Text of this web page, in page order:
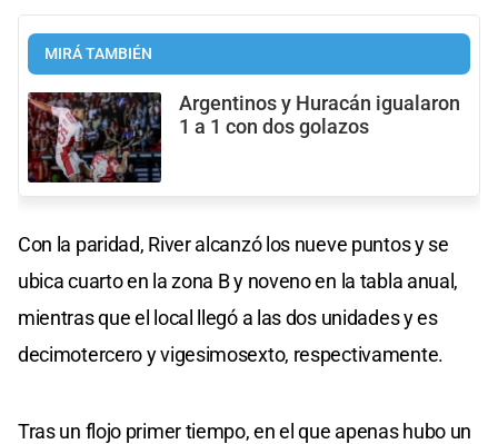
MIRÁ TAMBIÉN
Argentinos y Huracán igualaron
1 a 1 con dos golazos
Con la paridad, River alcanzó los nueve puntos y se
ubica cuarto en la zona B y noveno en la tabla anual,
mientras que el local llegó a las dos unidades y es
decimotercero y vigesimosexto, respectivamente.
Tras un flojo primer tiempo, en el que apenas hubo un